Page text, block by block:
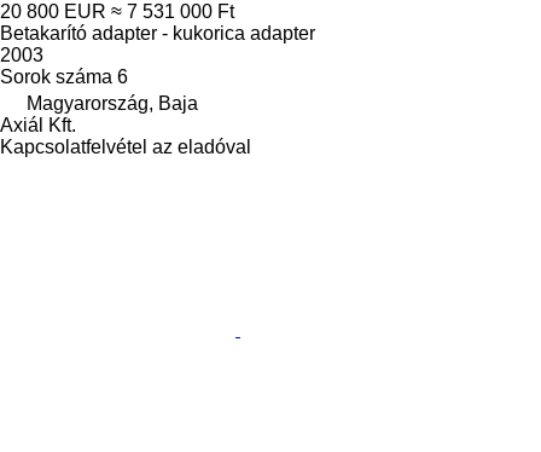
20 800 EUR ≈ 7 531 000 Ft
Betakarító adapter - kukorica adapter
2003
Sorok száma 6
Magyarország, Baja
Axiál Kft.
Kapcsolatfelvétel az eladóval